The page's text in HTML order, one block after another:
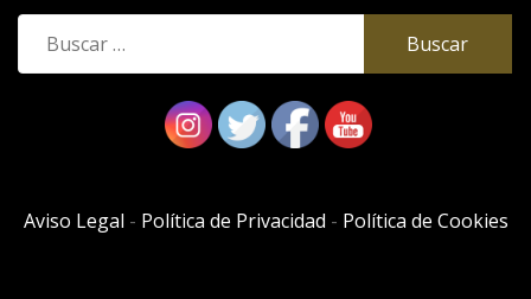
Buscar:
Aviso Legal - Política de Privacidad - Política de Cookies